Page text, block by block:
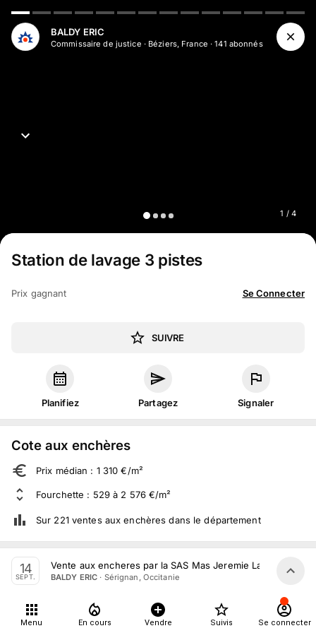
1 / 4
BALDY ERIC
Commissaire de justice · Béziers, France ·141 abonnés
Station de lavage 3 pistes
Prix gagnant Se Connecter
SUIVRE
Planifiez Partagez Signaler
Cote aux enchères
Prix médian : 1 310 €/m²
Fourchette : 529 à 2 576 €/m²
Sur 221 ventes aux enchères dans le département
À propos
Mer. 14 septembre 2022 à 09:00
14
SEPT.
Vente aux encheres par la SAS Mas Jeremie Laborie Eve
BALDY ERIC · Sérignan, Occitanie
Menu En cours Vendre Suivis Se connecter